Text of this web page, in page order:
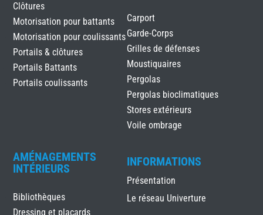
Clôtures
Motorisation pour battants
Motorisation pour coulissants
Portails & clôtures
Portails Battants
Portails coulissants
Carport
Garde-Corps
Grilles de défenses
Moustiquaires
Pergolas
Pergolas bioclimatiques
Stores extérieurs
Voile ombrage
AMÉNAGEMENTS
INTÉRIEURS
Bibliothèques
Dressing et placards
INFORMATIONS
Présentation
Le réseau Univerture